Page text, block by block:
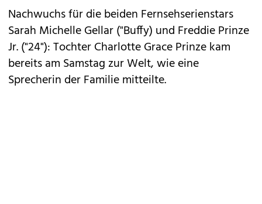
Nachwuchs für die beiden Fernsehserienstars
Sarah Michelle Gellar ("Buffy) und Freddie Prinze
Jr. ("24"): Tochter Charlotte Grace Prinze kam
bereits am Samstag zur Welt, wie eine
Sprecherin der Familie mitteilte.